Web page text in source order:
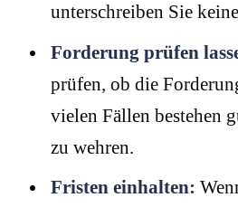
unterschreiben Sie
Forderung prüfen
prüfen, ob die
vielen Fällen bestehen
zu wehren.
Fristen einhalten: